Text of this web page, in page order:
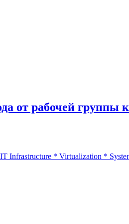
от рабочей группы
IT Infrastructure * Virtualization *